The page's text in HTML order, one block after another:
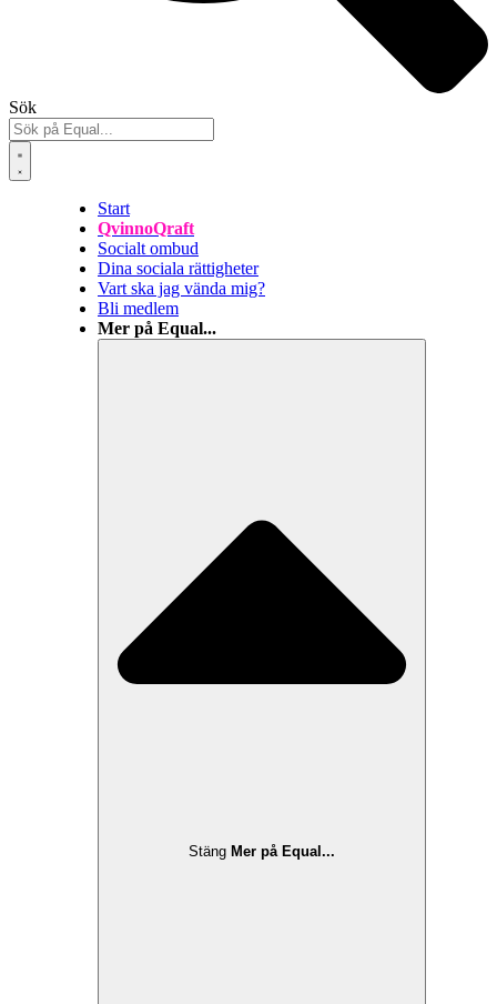
Sök
Start
QvinnoQraft
Socialt ombud
Dina sociala rättigheter
Vart ska jag vända mig?
Bli medlem
Mer på Equal...
Stäng Mer på Equal...